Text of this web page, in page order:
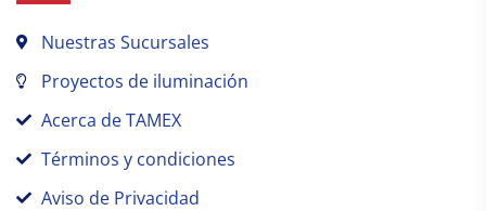
Nuestras Sucursales
Proyectos de iluminación
Acerca de TAMEX
Términos y condiciones
Aviso de Privacidad